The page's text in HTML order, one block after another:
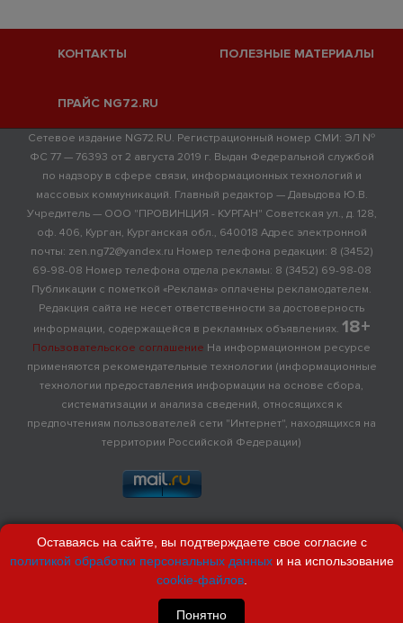
КОНТАКТЫ ПОЛЕЗНЫЕ МАТЕРИАЛЫ
ПРАЙС NG72.RU
Сетевое издание NG72.RU. Регистрационный номер СМИ: ЭЛ №
ФС 77 — 76393 от 2 августа 2019 г. Выдан Федеральной службой
по надзору в сфере связи, информационных технологий и
массовых коммуникаций. Главный редактор — Давыдова Ю.В.
Учредитель — ООО "ПРОВИНЦИЯ - КУРГАН" Советская ул., д. 128,
оф. 406, Курган, Курганская обл., 640018 Адрес электронной
почты: zen.ng72@yandex.ru Номер телефона редакции: 8 (3452)
69-98-08 Номер телефона отдела рекламы: 8 (3452) 69-98-08
Публикации с пометкой «Реклама» оплачены рекламодателем.
Редакция сайта не несет ответственности за достоверность
информации, содержащейся в рекламных объявлениях. 18+
Пользовательское соглашение На информационном ресурсе
применяются рекомендательные технологии (информационные
технологии предоставления информации на основе сбора,
систематизации и анализа сведений, относящихся к
предпочтениям пользователей сети "Интернет", находящихся на
территории Российской Федерации)
Оставаясь на сайте, вы подтверждаете свое согласие с
политикой обработки персональных данныхи на использование
cookie-файлов.
Понятно